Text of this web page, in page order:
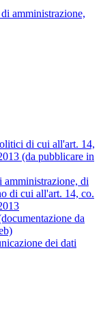
amministrazione,
di cui all'art. 14,
(da pubblicare in
di
di cui all'art. 14, co.
da
dei dati